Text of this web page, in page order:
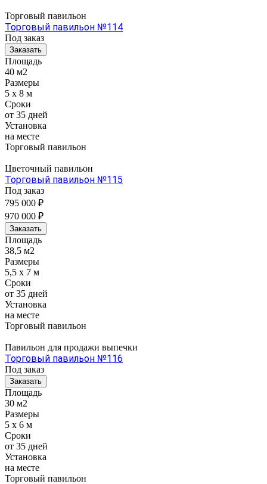
Торговый павильон
Торговый павильон №114
Под заказ
Заказать
Площадь
40 м2
Размеры
5 x 8 м
Сроки
от 35 дней
Установка
на месте
Торговый павильон
Цветочный павильон
Торговый павильон №115
Под заказ
795 000 ₽
970 000 ₽
Заказать
Площадь
38,5 м2
Размеры
5,5 x 7 м
Сроки
от 35 дней
Установка
на месте
Торговый павильон
Павильон для продажи выпечки
Торговый павильон №116
Под заказ
Заказать
Площадь
30 м2
Размеры
5 x 6 м
Сроки
от 35 дней
Установка
на месте
Торговый павильон